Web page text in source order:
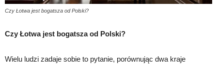
Czy Łotwa jest bogatsza od Polski?
Czy Łotwa jest bogatsza od Polski?
Wielu ludzi zadaje sobie to pytanie, porównując dwa kraje